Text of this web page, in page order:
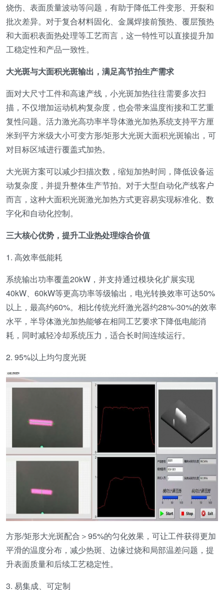
烧伤、表面质量波动等问题，有助于降低工件变形、开裂和
批次差异。对于复合材料固化、金属焊接前预热、覆层预热
和大面积表面热处理等工艺而言，这一特性可以直接提升加
工稳定性和产品一致性。
大光斑与大面积光斑输出，满足高节拍生产需求
面对大尺寸工件和高速产线，小光斑加热往往需要多次扫
描，不仅增加运动机构复杂度，也会带来温度衔接和工艺重
复性问题。活力激光高功率半导体激光加热系统支持平方厘
米到平方米级大小可变方形/矩形大光斑大面积光斑输出，可
对目标区域进行覆盖式加热。
大光斑方案可以减少扫描次数，缩短加热时间，降低设备运
动复杂度，并提升整体生产节拍。对于大型自动化产线客户
而言，这种大面积光斑激光加热方式更容易实现标准化、数
字化和自动化控制。
三大核心优势，提升工业热处理综合价值
1. 高效率低能耗
系统输出功率覆盖20kW，并支持通过模块化扩展实现
40kW、60kW等更高功率等级输出，电光转换效率可达50%
以上，最高约60%。相比传统光纤激光器约28%-30%的效率
水平，半导体激光加热能够在相同工艺要求下降低电能消
耗，同时减轻冷却系统压力，适合长时间连续运行。
2. 95%以上均匀度光斑
方形/矩形大光斑配合＞95%的匀化效果，可让工件获得更加
平滑的温度分布，减少热斑、边缘过烧和局部温差问题，提
升表面质量和后续工艺稳定性。
3. 易集成、可定制